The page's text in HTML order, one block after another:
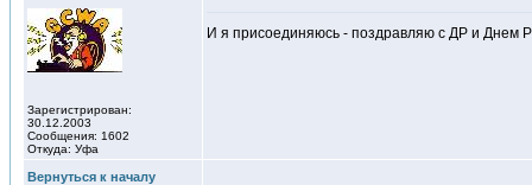
Зарегистрирован:
30.12.2003
Сообщения: 1602
Откуда: Уфа
И я присоединяюсь - поздравляю с ДР и Днем
Вернуться к началу